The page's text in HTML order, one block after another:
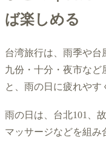
ば楽しめる
台湾旅行は、雨季や台
九份・十分・夜市など
と、雨の日に疲れやす
雨の日は、台北101、
マッサージなどを組み